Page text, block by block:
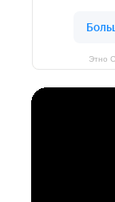
Этно